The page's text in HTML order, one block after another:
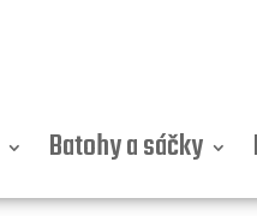
Batohy a sáčky